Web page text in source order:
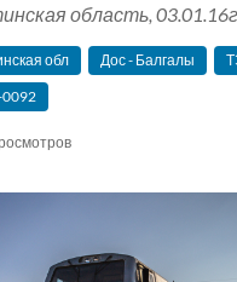
область,
обл Дос - Балгалы